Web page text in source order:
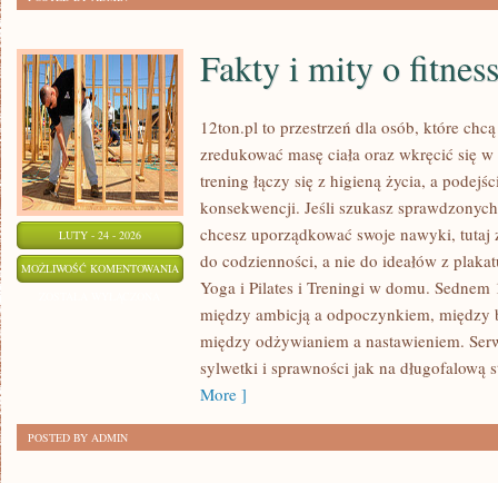
LUTY - 24 - 2026
MOŻLIWOŚĆ KOMENTOWANIA FAKTY
MITY
FITNESSIE
Fakty i mity o
12ton.pl to przestrzeń dla osób, które
zredukować masę ciała oraz wkręcić się
trening łączy się z higieną życia, a
konsekwencji. Jeśli szukasz
chcesz uporządkować swoje nawyki, tutaj
do codzienności, a nie do ideałów z
Yoga i Pilates i Treningi w domu.
między ambicją a odpoczynkiem, między
między odżywianiem a nastawieniem.
sylwetki i sprawności jak na długofalową
More ]
POSTED BY ADMIN